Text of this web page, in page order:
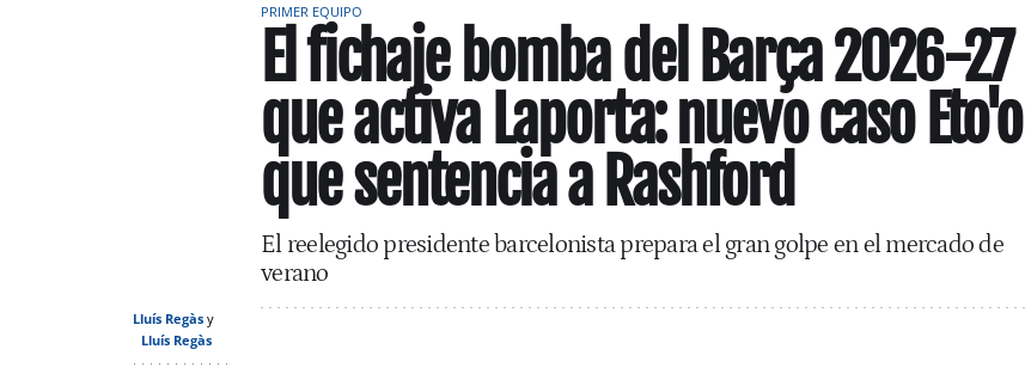
PRIMER EQUIPO
El fichaje bomba del Barça 2026-27
que activa Laporta: nuevo caso Eto'o
que sentencia a Rashford
El reelegido presidente barcelonista prepara el gran golpe en el mercado de
verano
Lluís Regàs
Lluís Regàs